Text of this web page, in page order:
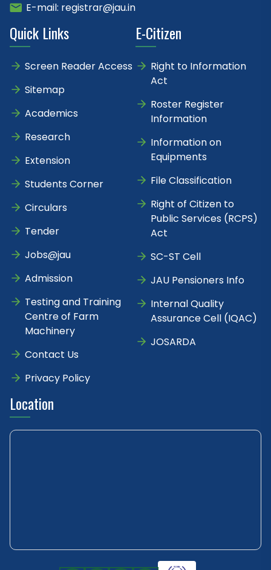
E-mail: registrar@jau.in
Quick Links
Screen Reader Access
Sitemap
Academics
Research
Extension
Students Corner
Circulars
Tender
Jobs@jau
Admission
Testing and Training
Centre of Farm
Machinery
Contact Us
Privacy Policy
E-Citizen
Right to Information
Act
Roster Register
Information
Information on
Equipments
File Classification
Right of Citizen to
Public Services (RCPS)
Act
SC-ST Cell
JAU Pensioners Info
Internal Quality
Assurance Cell (IQAC)
JOSARDA
Location